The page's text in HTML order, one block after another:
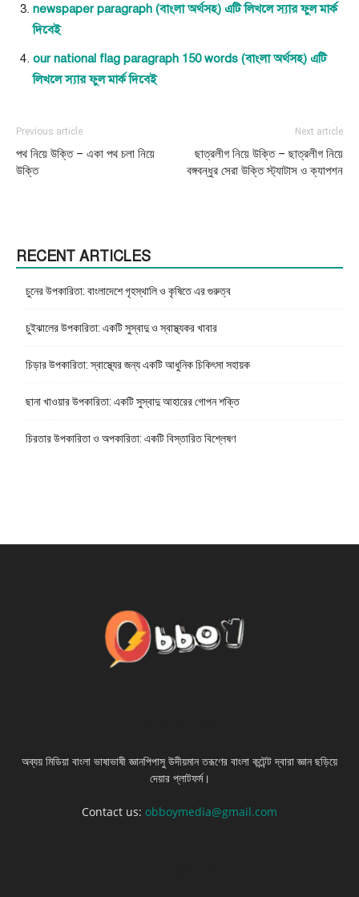
newspaper paragraph (বাংলা অর্থসহ) এটি লিখলে স্যার ফুল মার্ক
দিবেই
our national flag paragraph 150 words (বাংলা অর্থসহ) এটি
লিখলে স্যার ফুল মার্ক দিবেই
Previous article
পথ নিয়ে উক্তি – একা পথ চলা নিয়ে
উক্তি
Next article
ছাত্রলীগ নিয়ে উক্তি – ছাত্রলীগ নিয়ে
বঙ্গবন্ধুর সেরা উক্তি স্ট্যাটাস ও ক্যাপশন
RECENT ARTICLES
চুনের উপকারিতা: বাংলাদেশে গৃহস্থালি ও কৃষিতে এর গুরুত্ব
চুইঝালের উপকারিতা: একটি সুস্বাদু ও স্বাস্থ্যকর খাবার
চিড়ার উপকারিতা: স্বাস্থ্যের জন্য একটি আধুনিক চিকিৎসা সহায়ক
ছানা খাওয়ার উপকারিতা: একটি সুস্বাদু আহারের গোপন শক্তি
চিরতার উপকারিতা ও অপকারিতা: একটি বিস্তারিত বিশ্লেষণ
অব্যয় মিডিয়া বাংলা ভাষাভাষী জ্ঞানপিপাসু উদীয়মান তরূণের বাংলা কন্টেন্ট দ্বারা জ্ঞান ছড়িয়ে
দেয়ার প্লাটফর্ম।
Contact us: obboymedia@gmail.com